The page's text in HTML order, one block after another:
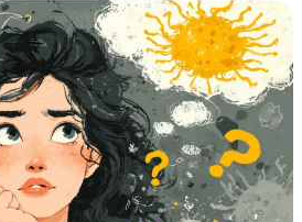
PagePagePage PagePage